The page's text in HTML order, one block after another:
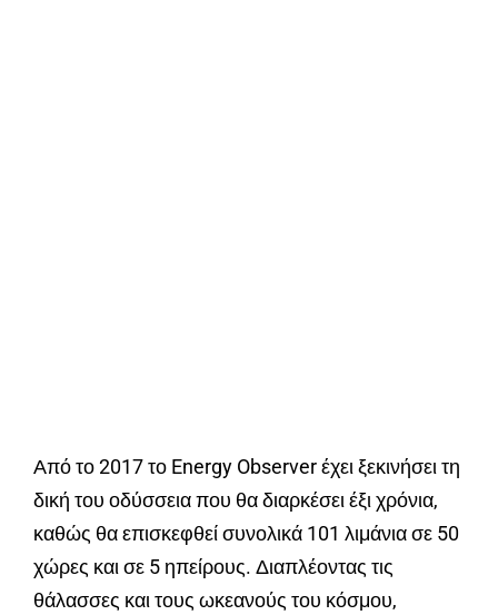
Από το 2017 το Energy Observer έχει ξεκινήσει τη
δική του οδύσσεια που θα διαρκέσει έξι χρόνια,
καθώς θα επισκεφθεί συνολικά 101 λιμάνια σε 50
χώρες και σε 5 ηπείρους. Διαπλέοντας τις
θάλασσες και τους ωκεανούς του κόσμου,